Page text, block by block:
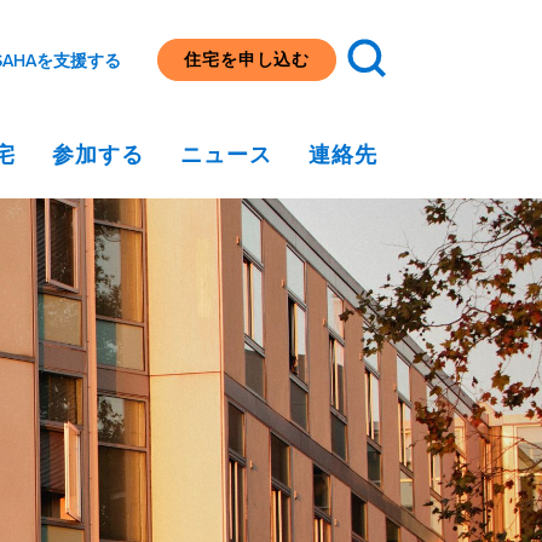
を支援する 住宅を申し込む
参加する ニュース 連絡先